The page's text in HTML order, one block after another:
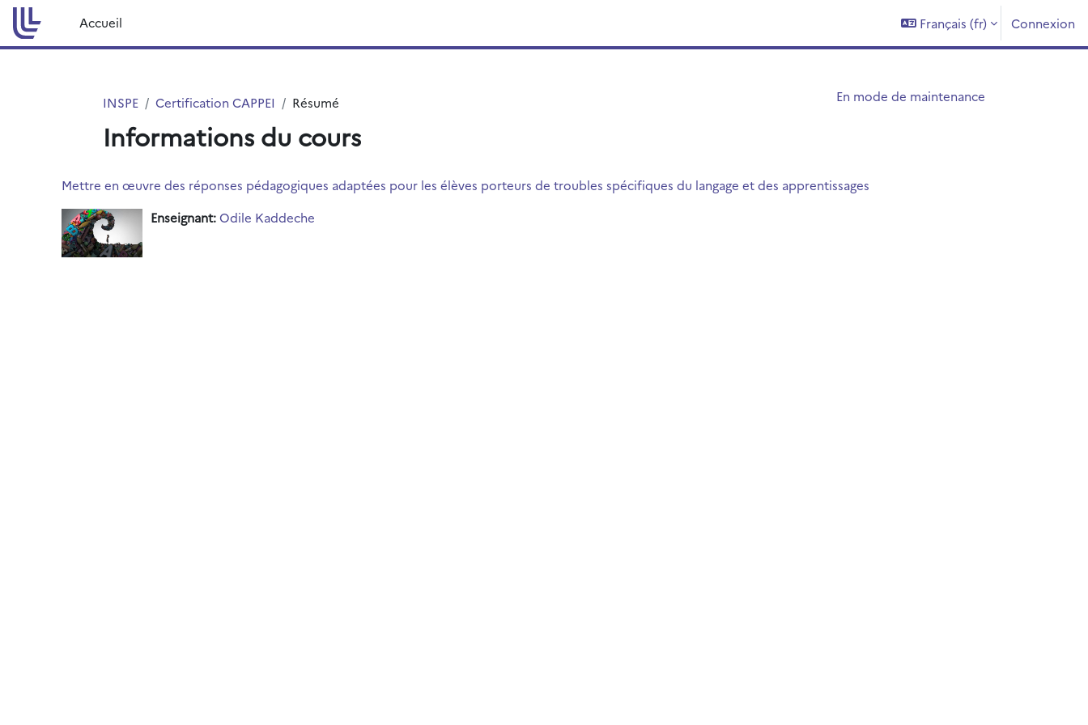
Passer au contenu principal
Accueil
Français ‎(fr)‎ Connexion
INSPE Certification CAPPEI Résumé En mode de maintenance
Informations du cours
Mettre en œuvre des réponses pédagogiques adaptées pour les élèves porteurs de troubles spécifiques du langage et des apprentissages
Enseignant:Odile Kaddeche